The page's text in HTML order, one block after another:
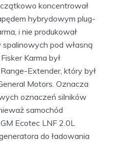
koncentrował
hybrydowym plug-
i nie produkował
pod własną
Karma był
Extender, który był
Motors. Oznacza
oznaczeń silników
samochód
Ecotec LNF 2.0L
do ładowania